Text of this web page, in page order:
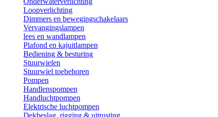
Loopverlichting
Dimmers en bewegingschakelaars
Vervangingslampen
lees en wandlampen
Plafond en kajuitlampen
Bediening & besturing
Stuurwielen
Stuurwiel toebehoren
Pompen
Handlenspompen
Handluchtpompen
Elektrische luchtpompen
Dekbeslag, rigging & uitrusting